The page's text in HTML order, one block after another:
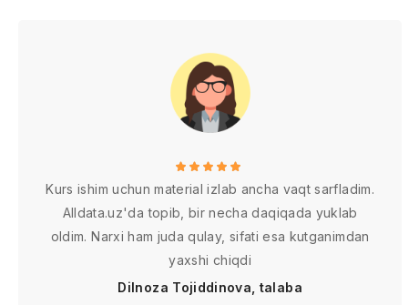
Kurs ishim uchun material izlab ancha vaqt sarfladim.
Alldata.uz'da topib, bir necha daqiqada yuklab
oldim. Narxi ham juda qulay, sifati esa kutganimdan
yaxshi chiqdi
Dilnoza Tojiddinova, talaba